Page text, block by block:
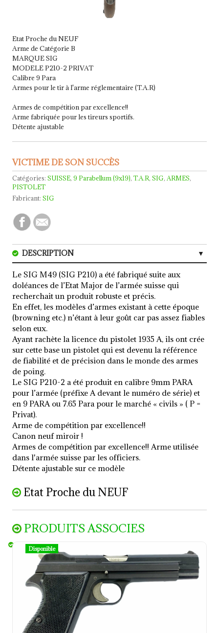
Etat Proche du NEUF
Arme de Catégorie B
MARQUE SIG
MODELE P210-2 PRIVAT
Calibre 9 Para
Armes pour le tir à l'arme réglementaire (T.A.R)
Armes de compétition par excellence!!
Arme fabriquée pour les tireurs sportifs.
Détente ajustable
VICTIME DE SON SUCCÈS
Catégories: SUISSE, 9 Parabellum (9x19), T.A.R, SIG, ARMES,
PISTOLET
Fabricant: SIG
DESCRIPTION
CARACTERISTIQUES
Le SIG M49 (SIG P210) a été fabriqué suite aux
doléances de l’Etat Major de l’armée suisse qui
recherchait un produit robuste et précis.
En effet, les modèles d’armes existant à cette époque
(browning etc.) n’étant à leur goût car pas assez fiables
selon eux.
Ayant rachète la licence du pistolet 1935 A, ils ont crée
sur cette base un pistolet qui est devenu la référence
de fiabilité et de précision dans le monde des armes
de poing.
Le SIG P210-2 a été produit en calibre 9mm PARA
pour l’armée (préfixe A devant le numéro de série) et
en 9 PARA ou 7.65 Para pour le marché « civils » ( P =
Privat).
Arme de compétition par excellence!!
Canon neuf miroir !
Armes de compétition par excellence!! Arme utilisée
dans l'armée suisse par les officiers.
Détente ajustable sur ce modèle
Etat Proche du NEUF
PRODUITS ASSOCIES
Disponible
SIG P210-2 CALIBRE 9 PARA